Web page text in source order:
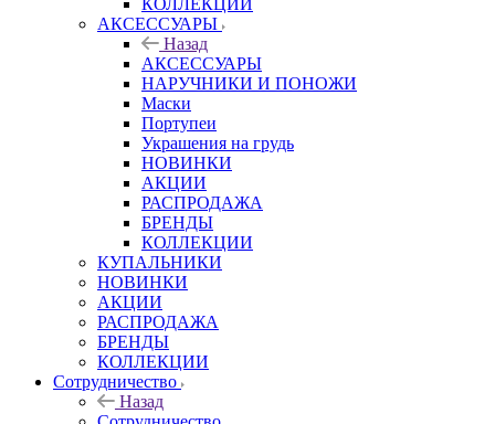
КОЛЛЕКЦИИ
АКСЕССУАРЫ
Назад
АКСЕССУАРЫ
НАРУЧНИКИ И ПОНОЖИ
Маски
Портупеи
Украшения на грудь
НОВИНКИ
АКЦИИ
РАСПРОДАЖА
БРЕНДЫ
КОЛЛЕКЦИИ
КУПАЛЬНИКИ
НОВИНКИ
АКЦИИ
РАСПРОДАЖА
БРЕНДЫ
КОЛЛЕКЦИИ
Сотрудничество
Назад